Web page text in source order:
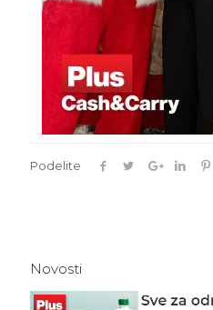
Podelite
Novosti